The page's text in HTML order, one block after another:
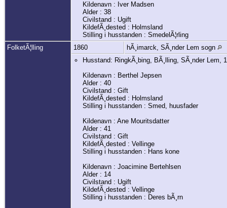
Kildenavn : Iver Madsen
Alder : 38
Civilstand : Ugift
KildefÃ¸dested : Holmsland
Stilling i husstanden : SmedelÃ¦rling
FolketÃ¦lling
1860
hÃ¸imarck, SÃ¸nder Lem sogn
Husstand: RingkÃ¸bing, BÃ¸lling, SÃ¸nder Lem,
Kildenavn : Berthel Jepsen
Alder : 40
Civilstand : Gift
KildefÃ¸dested : Holmsland
Stilling i husstanden : Smed, huusfader
Kildenavn : Ane Mouritsdatter
Alder : 41
Civilstand : Gift
KildefÃ¸dested : Vellinge
Stilling i husstanden : Hans kone
Kildenavn : Joacimine Bertehlsen
Alder : 14
Civilstand : Ugift
KildefÃ¸dested : Vellinge
Stilling i husstanden : Deres bÃ¸rn